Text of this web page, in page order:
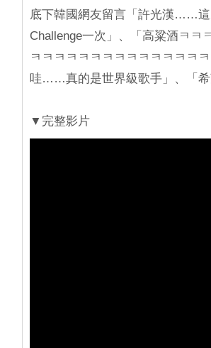
底下韓國網友留言「許光漢……
Challenge一次」、「高粱酒ㅋㅋ
ㅋㅋㅋㅋㅋㅋㅋㅋㅋㅋㅋㅋㅋㅋ
哇……真的是世界級歌手」、「
▼完整影片